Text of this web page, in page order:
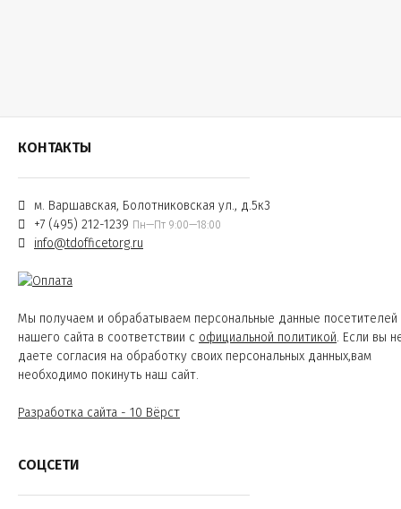
КОНТАКТЫ
м. Варшавская, Болотниковская ул., д.5к3
+7 (495) 212-1239 Пн—Пт 9:00—18:00
info@tdofficetorg.ru
Мы получаем и обрабатываем персональные данные посетителей
нашего сайта в соответствии с официальной политикой. Если вы
даете согласия на обработку своих персональных данных,вам
необходимо покинуть наш сайт.
Разработка сайта - 10 Вёрст
СОЦСЕТИ